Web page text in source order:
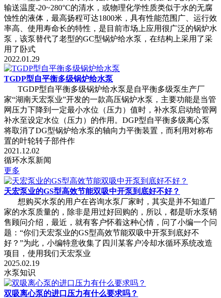
输送温度-20~280°C的清水，或物理化学性质类似于水的无腐
蚀性的液体，最高扬程可达1800米，具有性能范围广、运行效
率高、使用寿命长的特性，是目前市场上应用很广泛的锅炉水
泵，该泵替代了老型的GC型锅炉给水泵，在结构上采用了采
用了卧式
2022.01.29
TGDP型自平衡多级锅炉给水泵
TGDP型自平衡多级锅炉给水泵是自平衡多级泵生产厂
家“湖南天宏泵业”开发的一款高压锅炉水泵，主要功能是当管
网压力下降到一定最小水位（压力）值时，补水泵启动给管网
补水至设定水位（压力）的作用。DGP型自平衡多级离心泵
将取消了DG型锅炉给水泵的轴向力平衡装置，而利用对称布
置的叶轮转子部件作
2021.12.02
循环水泵新闻
更多
天宏泵业的GS型高效节能双吸中开泵到底好不好？
想购买水泵的用户在咨询水泵厂家时，其实是并不知道厂
家的水泵质量的，除非是用过好回购的，所以，都是听水泵销
售顾问介绍，最近，就有客户怀着这种心情，问了小编一个问
题：“你们天宏泵业的GS型高效节能双吸中开泵到底好不
好？”为此，小编特意收集了四川某客户冷却水循环系统改造
项目，使用我们天宏泵业
2025.02.19
水泵知识
双吸离心泵的进口压力有什么要求吗？